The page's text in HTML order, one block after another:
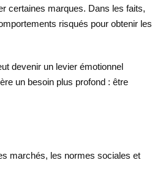
certaines marques. Dans les faits,
risqués pour obtenir les
devenir un levier émotionnel
un besoin plus profond : être
marchés, les normes sociales et